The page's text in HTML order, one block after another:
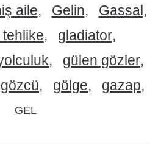
aile Gelin
Gassal
gladiator
gülen gözler
gözcü gölge gazap
GEL